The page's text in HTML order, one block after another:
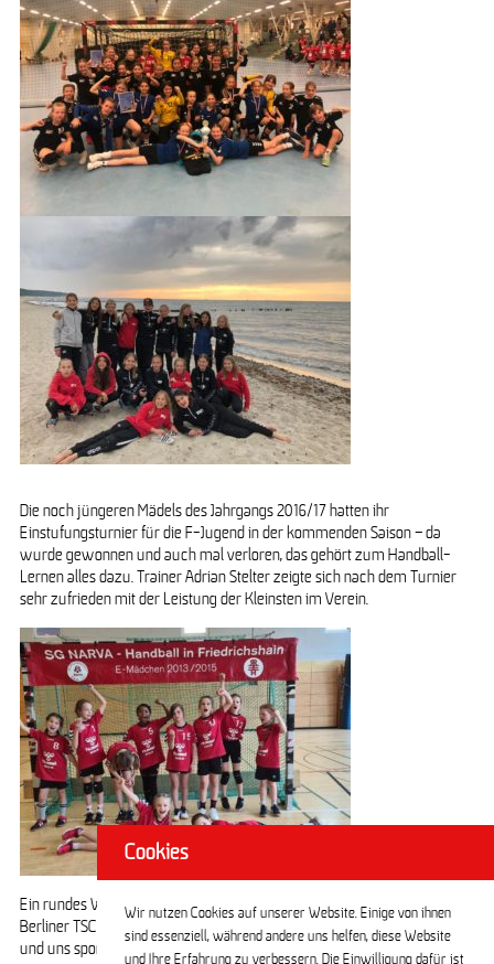
Die noch jüngeren Mädels des Jahrgangs 2016/17 hatten ihr
Einstufungsturnier für die F-Jugend in der kommenden Saison – da
wurde gewonnen und auch mal verloren, das gehört zum Handball-
Lernen alles dazu. Trainer Adrian Stelter zeigte sich nach dem Turnier
sehr zufrieden mit der Leistung der Kleinsten im Verein.
Ein rundes Wochenende also für die gesamte Handball-Abteilung des
Berliner TSC. Ein großer Dank geht an alle, die an unserer Seite waren
und uns sportlich unterstützt haben, aber auch Gesicht gezeigt haben in
Cookies
Wir nutzen Cookies auf unserer Website. Einige von ihnen
sind essenziell, während andere uns helfen, diese Website
und Ihre Erfahrung zu verbessern. Die Einwilligung dafür ist